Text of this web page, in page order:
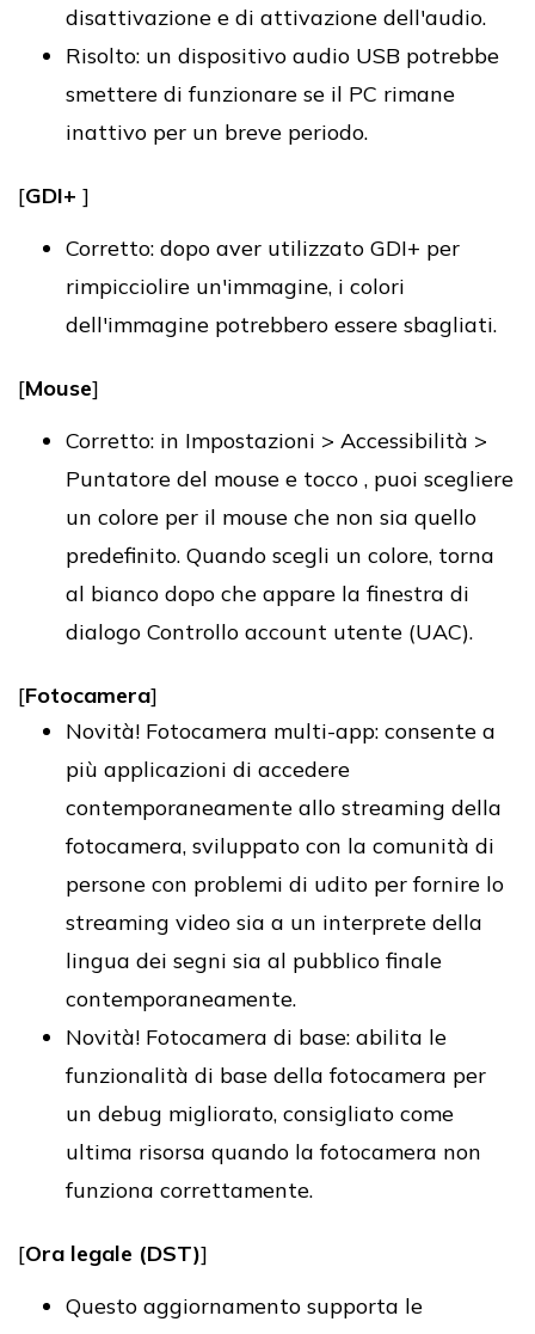
disattivazione e di attivazione dell'audio.
Risolto: un dispositivo audio USB potrebbe
smettere di funzionare se il PC rimane
inattivo per un breve periodo.
[GDI+ ]
Corretto: dopo aver utilizzato GDI+ per
rimpicciolire un'immagine, i colori
dell'immagine potrebbero essere sbagliati.
[Mouse]
Corretto: in Impostazioni > Accessibilità >
Puntatore del mouse e tocco , puoi scegliere
un colore per il mouse che non sia quello
predefinito. Quando scegli un colore, torna
al bianco dopo che appare la finestra di
dialogo Controllo account utente (UAC).
[Fotocamera]
Novità! Fotocamera multi-app: consente a
più applicazioni di accedere
contemporaneamente allo streaming della
fotocamera, sviluppato con la comunità di
persone con problemi di udito per fornire lo
streaming video sia a un interprete della
lingua dei segni sia al pubblico finale
contemporaneamente.
Novità! Fotocamera di base: abilita le
funzionalità di base della fotocamera per
un debug migliorato, consigliato come
ultima risorsa quando la fotocamera non
funziona correttamente.
[Ora legale (DST)]
Questo aggiornamento supporta le